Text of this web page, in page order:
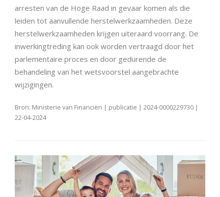
arresten van de Hoge Raad in gevaar komen als die
leiden tot aanvullende herstelwerkzaamheden. Deze
herstelwerkzaamheden krijgen uiteraard voorrang. De
inwerkingtreding kan ook worden vertraagd door het
parlementaire proces en door gedurende de
behandeling van het wetsvoorstel aangebrachte
wijzigingen.
Bron: Ministerie van Financiën | publicatie | 2024-0000229730 |
22-04-2024